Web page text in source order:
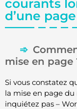
courants
d’une page
mise en page
Si vous constatez
la mise en page
inquiétez pas –